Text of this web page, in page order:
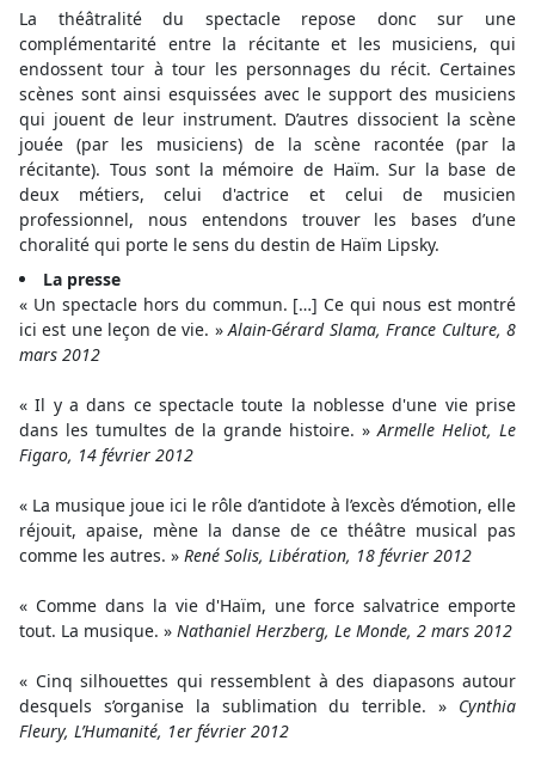
La théâtralité du spectacle repose donc sur une
complémentarité entre la récitante et les musiciens, qui
endossent tour à tour les personnages du récit. Certaines
scènes sont ainsi esquissées avec le support des musiciens
qui jouent de leur instrument. D’autres dissocient la scène
jouée (par les musiciens) de la scène racontée (par la
récitante). Tous sont la mémoire de Haïm. Sur la base de
deux métiers, celui d'actrice et celui de musicien
professionnel, nous entendons trouver les bases d’une
choralité qui porte le sens du destin de Haïm Lipsky.
La presse
« Un spectacle hors du commun. […] Ce qui nous est montré
ici est une leçon de vie. »Alain-Gérard Slama, France Culture, 8
mars 2012
« Il y a dans ce spectacle toute la noblesse d'une vie prise
dans les tumultes de la grande histoire. »Armelle Heliot, Le
Figaro, 14 février 2012
« La musique joue ici le rôle d’antidote à l’excès d’émotion, elle
réjouit, apaise, mène la danse de ce théâtre musical pas
comme les autres. » René Solis, Libération, 18 février 2012
« Comme dans la vie d'Haïm, une force salvatrice emporte
tout. La musique. » Nathaniel Herzberg, Le Monde, 2 mars 2012
« Cinq silhouettes qui ressemblent à des diapasons autour
desquels s’organise la sublimation du terrible. » Cynthia
Fleury, L’Humanité, 1er février 2012